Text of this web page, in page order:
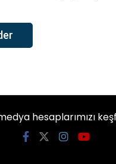
hesaplarımızı